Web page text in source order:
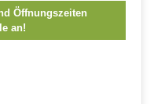
Öffnungszeiten
an!